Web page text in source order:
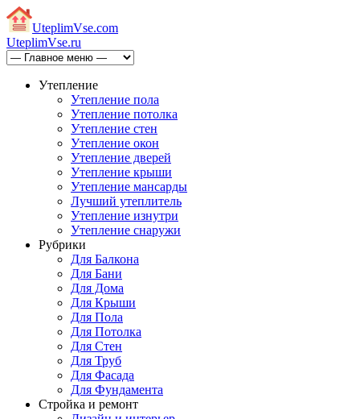
UteplimVse.com
UteplimVse.ru
Утепление
Утепление пола
Утепление потолка
Утепление стен
Утепление окон
Утепление дверей
Утепление крыши
Утепление мансарды
Лучший утеплитель
Утепление изнутри
Утепление снаружи
Рубрики
Для Балкона
Для Бани
Для Дома
Для Крыши
Для Пола
Для Потолка
Для Стен
Для Труб
Для Фасада
Для Фундамента
Стройка и ремонт